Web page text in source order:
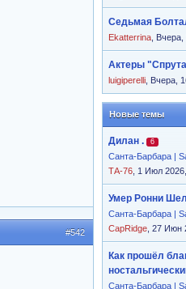
Седьмая
Ekatterrina Вчера,
Актеры
luigiperelli Вчера,
Новые темы
Дилан . 6
Санта-Барбара |
ТА-76 , 1 Июл
Умер Ронни
Санта-Барбара |
CapRidge , 27 Июн
Как прошёл
Санта-Барбара |
#542